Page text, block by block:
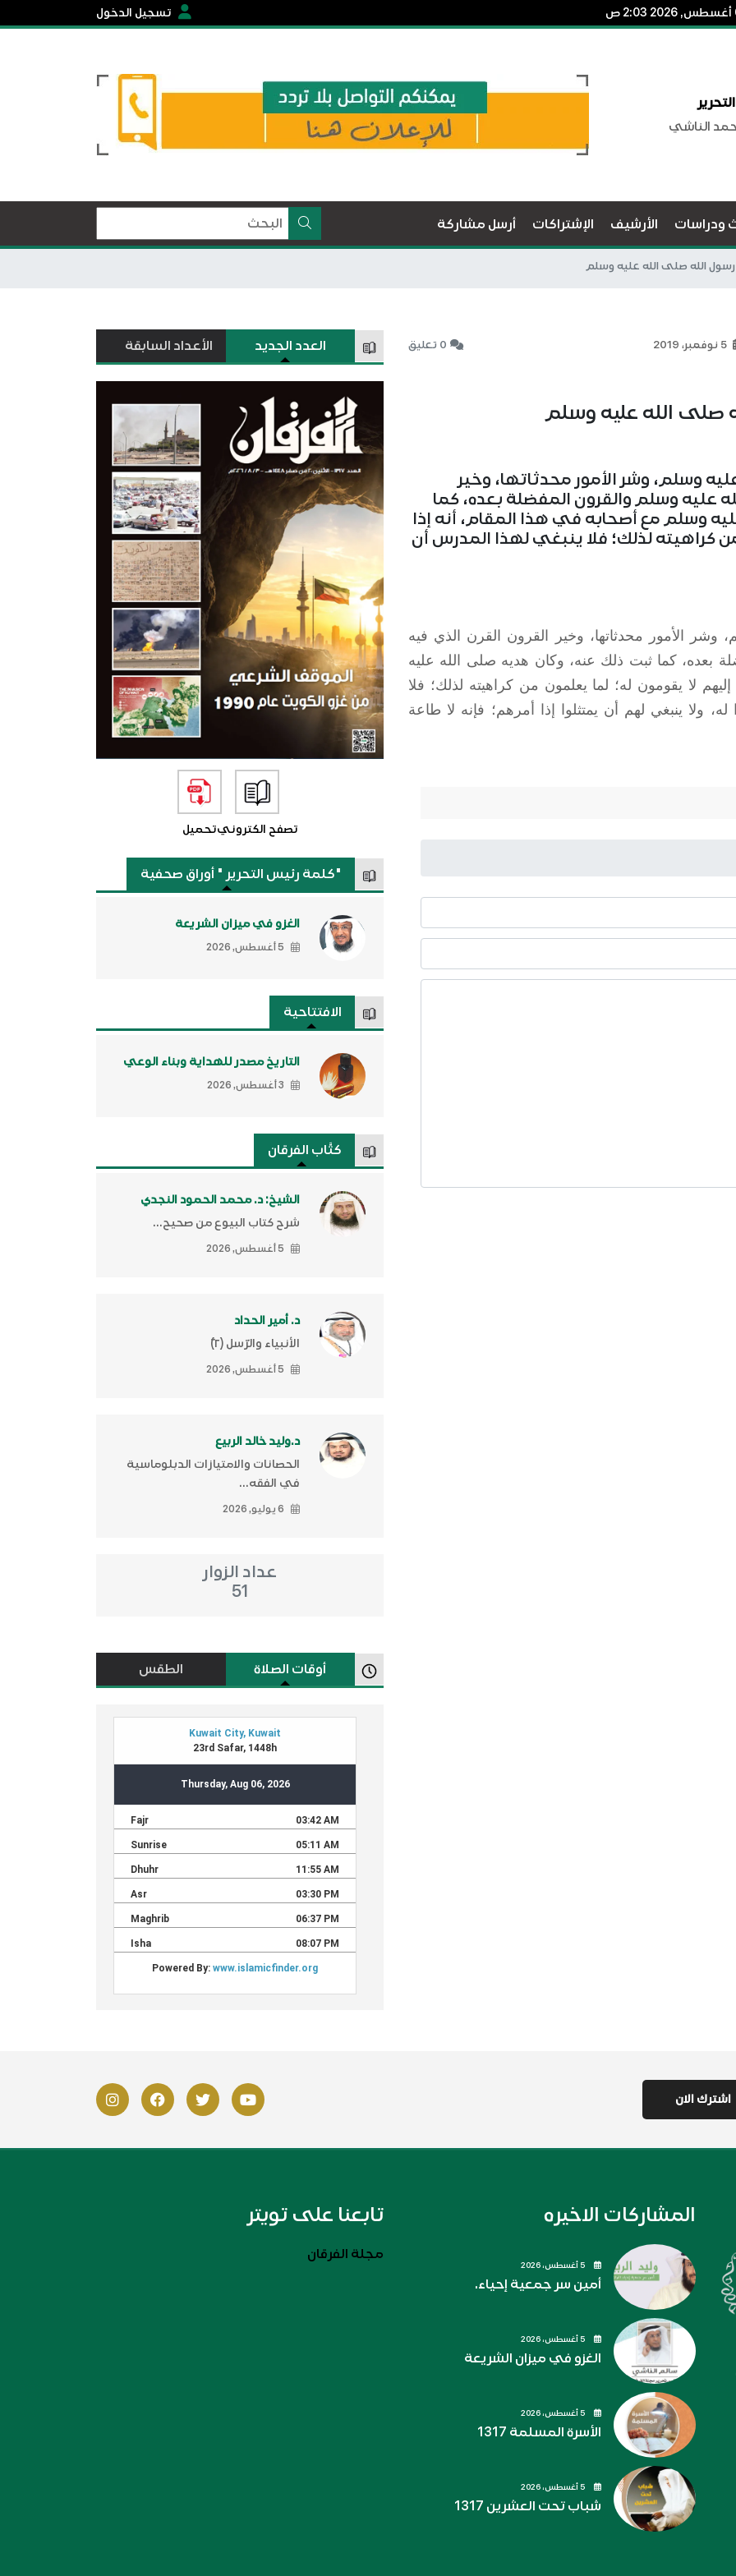
تسجيل الدخول
الناشي
ودراسات الأرشيف الإشتراكات أرسل مشاركة
الله صلى الله عليه وسلم
5 نوفمبر، 2019 0 تعليق
صلى الله عليه وسلم
وسلم، وشر الأمور محدثاتها، وخير
عليه وسلم والقرون المفضلة بعده، كما
وسلم مع أصحابه في هذا المقام، أنه إذا
كراهيته لذلك؛ فلا ينبغي لهذا المدرس أن
، وشر الأمور محدثاتها، وخير القرون القرن الذي فيه
بعده، كما ثبت ذلك عنه، وكان هديه صلى الله عليه
لا يقومون له؛ لما يعلمون من كراهيته لذلك؛ فلا
ولا ينبغي لهم أن يمتثلوا إذا أمرهم؛ فإنه لا طاعة
العدد الجديد الأعداد السابقة
تصفح الكترونيتحميل
"كلمة رئيس التحرير " أوراق صحفية
الغزو في ميزان الشريعة
5 أغسطس, 2026
الافتتاحية
التاريخ مصدر للهداية وبناء الوعي
3 أغسطس, 2026
كتَّاب الفرقان
الشيخ: د. محمد الحمود النجدي
شرح كتاب البيوع من صحيح...
5 أغسطس, 2026
د. أمير الحداد
الأنبياء والرّسل (٢)ّ
5 أغسطس, 2026
د.وليد خالد الربيع
الحصانات والامتيازات الدبلوماسية
في الفقه...
6 يوليو, 2026
عداد الزوار
51
أوقات الصلاة الطقس
المشاركات الاخيره
أمين سر جمعية إحياء.
الغزو في ميزان الشريعة
الأسرة المسلمة 1317
شباب تحت العشرين 1317
تابعنا على تويتر
مجلة الفرقان